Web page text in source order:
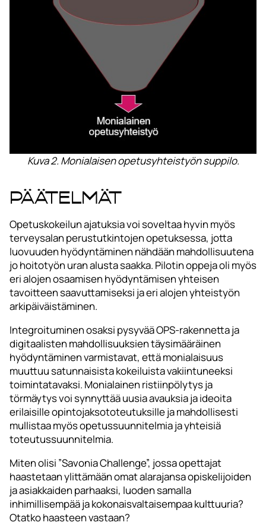
Kuva 2. Monialaisen opetusyhteistyön suppilo.
Päätelmät
Opetuskokeilun ajatuksia voi soveltaa hyvin myös
terveysalan perustutkintojen opetuksessa, jotta
luovuuden hyödyntäminen nähdään mahdollisuutena
jo hoitotyön uran alusta saakka. Pilotin oppeja oli myös
eri alojen osaamisen hyödyntämisen yhteisen
tavoitteen saavuttamiseksi ja eri alojen yhteistyön
arkipäiväistäminen.
Integroituminen osaksi pysyvää OPS-rakennetta ja
digitaalisten mahdollisuuksien täysimääräinen
hyödyntäminen varmistavat, että monialaisuus
muuttuu satunnaisista kokeiluista vakiintuneeksi
toimintatavaksi. Monialainen ristiinpölytys ja
törmäytys voi synnyttää uusia avauksia ja ideoita
erilaisille opintojaksototeutuksille ja mahdollisesti
mullistaa myös opetussuunnitelmia ja yhteisiä
toteutussuunnitelmia.
Miten olisi ”Savonia Challenge”, jossa opettajat
haastetaan ylittämään omat alarajansa opiskelijoiden
ja asiakkaiden parhaaksi, luoden samalla
inhimillisempää ja kokonaisvaltaisempaa kulttuuria?
Otatko haasteen vastaan?